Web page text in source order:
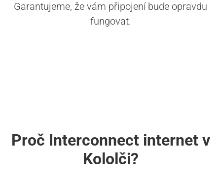
Garantujeme, že vám připojení bude opravdu
fungovat.
Proč Interconnect internet v
Kololči?